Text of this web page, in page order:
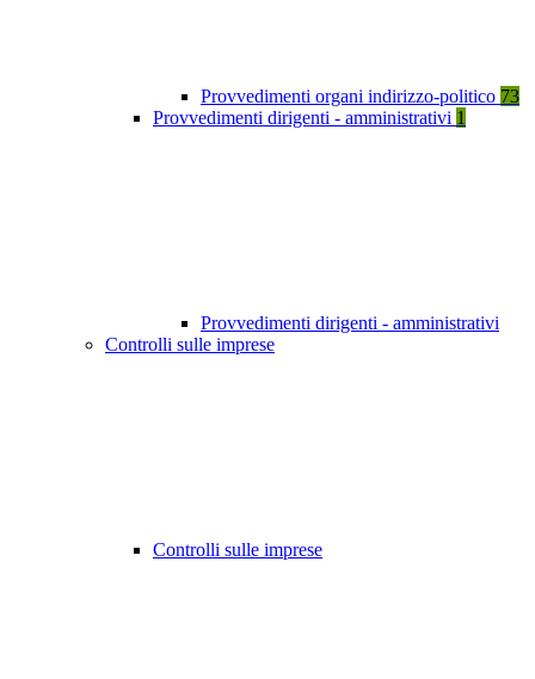
Provvedimenti organi indirizzo-politico 73
Provvedimenti dirigenti - amministrativi 1
Provvedimenti dirigenti - amministrativi
Controlli sulle imprese
Controlli sulle imprese